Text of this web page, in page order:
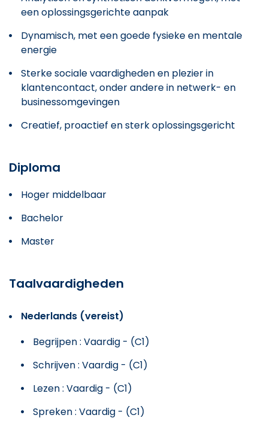
een oplossingsgerichte aanpak
Dynamisch, met een goede fysieke en mentale
energie
Sterke sociale vaardigheden en plezier in
klantencontact, onder andere in netwerk- en
businessomgevingen
Creatief, proactief en sterk oplossingsgericht
Diploma
Hoger middelbaar
Bachelor
Master
Taalvaardigheden
Nederlands (vereist)
Begrijpen : Vaardig - (C1)
Schrijven : Vaardig - (C1)
Lezen : Vaardig - (C1)
Spreken : Vaardig - (C1)